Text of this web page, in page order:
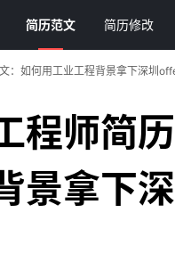
简历范文 简历修改
：如何用工业工程背景拿下深圳
程师简
景拿下